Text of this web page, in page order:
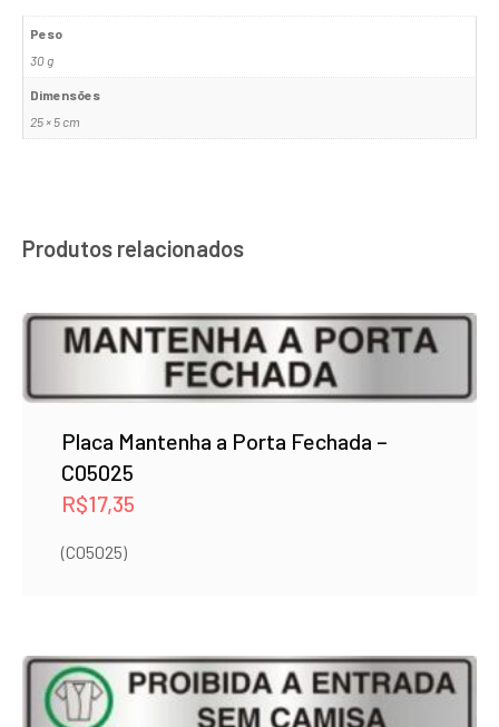
Peso
30 g
Dimensões
25 × 5 cm
Produtos relacionados
Placa Mantenha a Porta Fechada –
C05025
R$17,35
(C05025)